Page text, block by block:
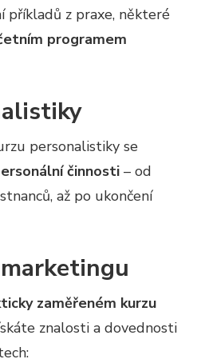
příkladů z praxe, některé
programem
personalistiky se
činnosti – od
až po ukončení
zaměřeném kurzu
znalosti a dovednosti